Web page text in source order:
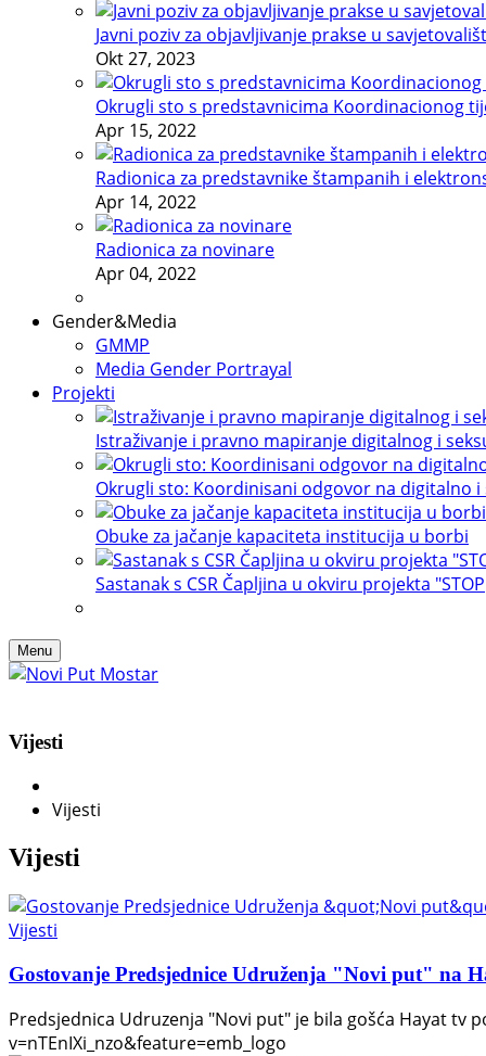
Javni poziv za objavljivanje prakse u
Okt 27, 2023
Okrugli sto s predstavnicima Koordinacionog
Apr 15, 2022
Radionica za predstavnike štampanih i
Apr 14, 2022
Radionica za novinare
Apr 04, 2022
Gender&Media
GMMP
Media Gender Portrayal
Projekti
Istraživanje i pravno mapiranje digitalnog i
Okrugli sto: Koordinisani odgovor na digitalno i
Obuke za jačanje kapaciteta institucija u borbi
Sastanak s CSR Čapljina u okviru projekta "STOP
Menu
Vijesti
Vijesti
Vijesti
Vijesti
Gostovanje Predsjednice Udruženja "Novi put" na
Predsjednica Udruzenja "Novi put" je bila gošća Hayat
v=nTEnIXi_nzo&feature=emb_logo